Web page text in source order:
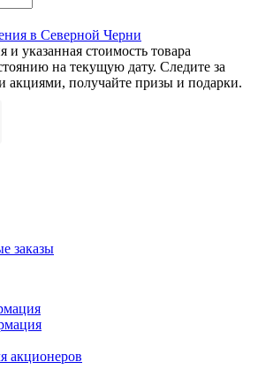
и указанная стоимость товара
на текущую дату. Следите за
акциями, получайте призы и подарки.
заказы
акционеров